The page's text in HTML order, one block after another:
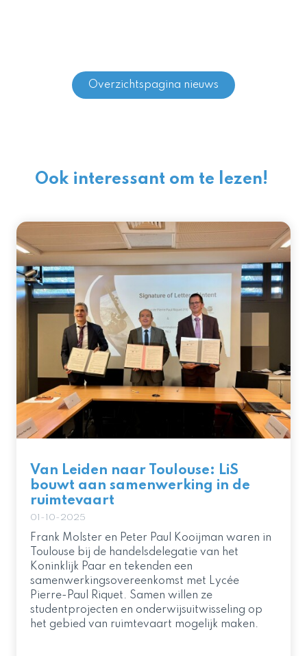
Overzichtspagina nieuws
Ook interessant om te lezen!
Van Leiden naar Toulouse: LiS
bouwt aan samenwerking in de
ruimtevaart
01-10-2025
Frank Molster en Peter Paul Kooijman waren in
Toulouse bij de handelsdelegatie van het
Koninklijk Paar en tekenden een
samenwerkingsovereenkomst met Lycée
Pierre-Paul Riquet. Samen willen ze
studentprojecten en onderwijsuitwisseling op
het gebied van ruimtevaart mogelijk maken.